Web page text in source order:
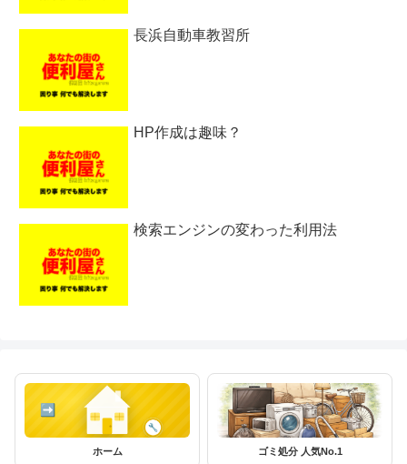
長浜自動車教習所
HP作成は趣味？
検索エンジンの変わった利用法
ホーム ゴミ処分 人気No.1